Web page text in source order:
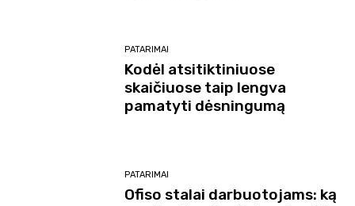
PATARIMAI
Kodėl atsitiktiniuose
skaičiuose taip lengva
pamatyti dėsningumą
PATARIMAI
Ofiso stalai darbuotojams: ką